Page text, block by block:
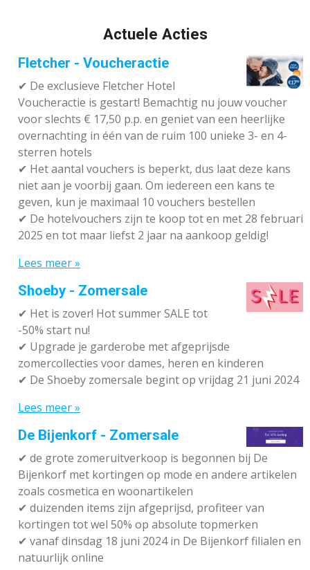
Actuele Acties
Fletcher - Voucheractie
✔ De exclusieve Fletcher Hotel
Voucheractie is gestart! Bemachtig nu jouw voucher
voor slechts € 17,50 p.p. en geniet van een heerlijke
overnachting in één van de ruim 100 unieke 3- en 4-
sterren hotels
✔ Het aantal vouchers is beperkt, dus laat deze kans
niet aan je voorbij gaan. Om iedereen een kans te
geven, kun je maximaal 10 vouchers bestellen
✔ De hotelvouchers zijn te koop tot en met 28 februari
2025 en tot maar liefst 2 jaar na aankoop geldig!
Lees meer »
Shoeby - Zomersale
✔ Het is zover! Hot summer SALE tot
-50% start nu!
✔ Upgrade je garderobe met afgeprijsde
zomercollecties voor dames, heren en kinderen
✔ De Shoeby zomersale begint op vrijdag 21 juni 2024
Lees meer »
De Bijenkorf - Zomersale
✔ de grote zomeruitverkoop is begonnen bij De
Bijenkorf met kortingen op mode en andere artikelen
zoals cosmetica en woonartikelen
✔ duizenden items zijn afgeprijsd, profiteer van
kortingen tot wel 50% op absolute topmerken
✔ vanaf dinsdag 18 juni 2024 in De Bijenkorf filialen en
natuurlijk online